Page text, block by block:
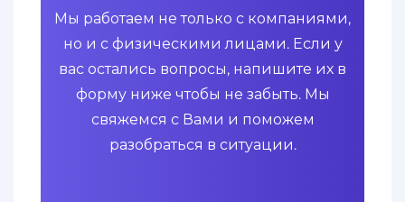
Мы работаем не только с компаниями,
но и с физическими лицами. Если у
вас остались вопросы, напишите их в
форму ниже чтобы не забыть. Мы
свяжемся с Вами и поможем
разобраться в ситуации.